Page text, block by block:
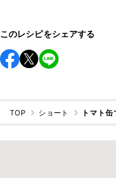
このレシピをシェアする
TOP ショート トマト